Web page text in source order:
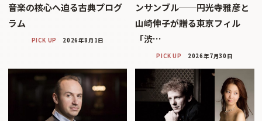
音楽の核心へ迫る古典プログ
ラム
PICK UP 2026年8月1日
ンサンブル──円光寺雅彦と
山崎伸子が贈る東京フィル
「渋…
PICK UP 2026年7月30日